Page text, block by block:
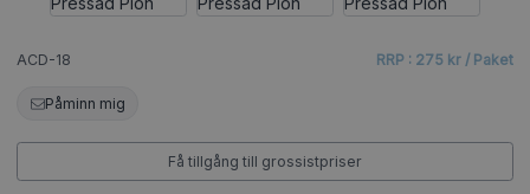
ACD-18 RRP : 275 kr / Paket
Påminn mig
Få tillgång till grossistpriser